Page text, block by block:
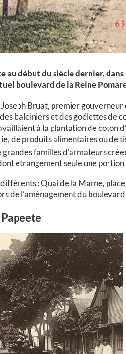
début du siècle dernier,
boulevard de la Reine
Bruat, premier
baleiniers et des goélettes de
à la plantation de coton
de produits alimentaires ou de
grandes familles d’armateurs
étrangement seule une
: Quai de la Marne,
de l’aménagement du